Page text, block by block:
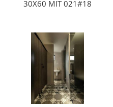
30X60 MIT 021#18